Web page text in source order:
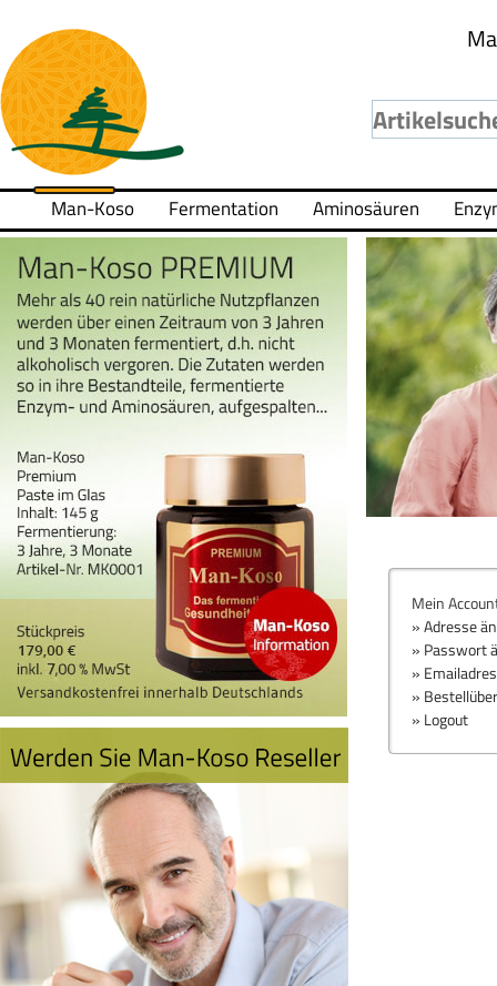
Man-Koso Fermentation Aminosäuren
Mein
» Adresse
» Passwort
»
»
» Logout